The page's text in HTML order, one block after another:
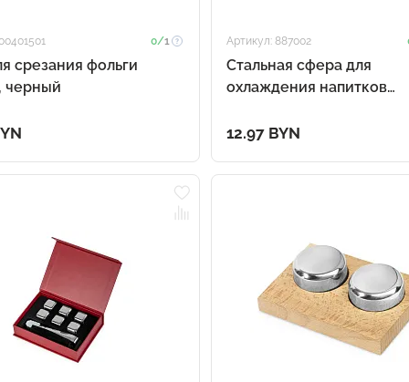
0/1
срезания фольги
черный
Артикул: 887002
Стальная сфера для
охлаждения напитков
12.97 BYN